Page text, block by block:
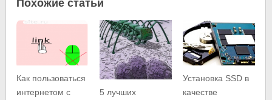
Как пользоваться
интернетом с
5 лучших
Установка SSD в
качестве